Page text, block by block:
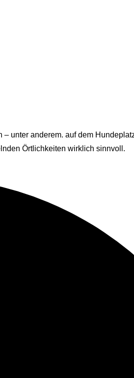
unter anderem. auf dem
Örtlichkeiten wirklich sinnvoll.